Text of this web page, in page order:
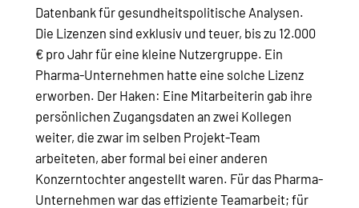
Datenbank für gesundheitspolitische Analysen.
Die Lizenzen sind exklusiv und teuer, bis zu 12.000
€ pro Jahr für eine kleine Nutzergruppe. Ein
Pharma-Unternehmen hatte eine solche Lizenz
erworben. Der Haken: Eine Mitarbeiterin gab ihre
persönlichen Zugangsdaten an zwei Kollegen
weiter, die zwar im selben Projekt-Team
arbeiteten, aber formal bei einer anderen
Konzerntochter angestellt waren. Für das Pharma-
Unternehmen war das effiziente Teamarbeit; für